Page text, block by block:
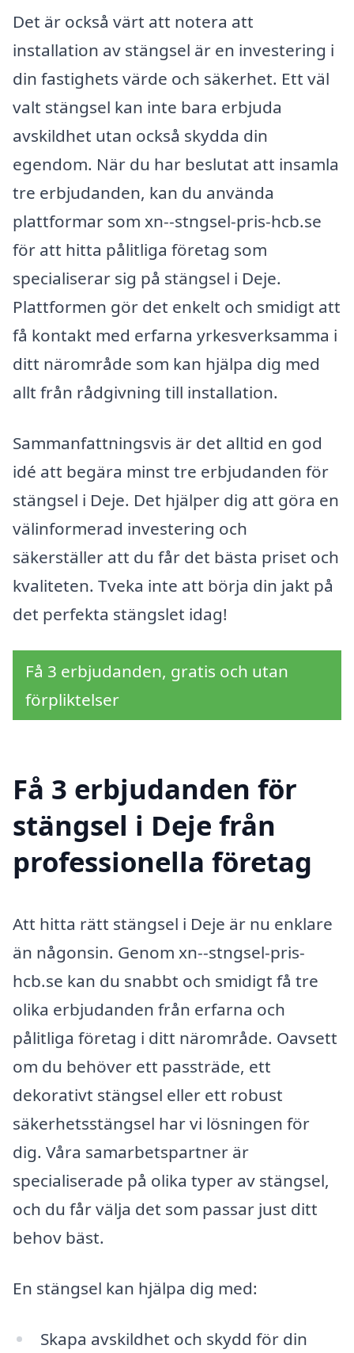
Det är också värt att notera att
installation av stängsel är en investering i
din fastighets värde och säkerhet. Ett väl
valt stängsel kan inte bara erbjuda
avskildhet utan också skydda din
egendom. När du har beslutat att insamla
tre erbjudanden, kan du använda
plattformar som xn--stngsel-pris-hcb.se
för att hitta pålitliga företag som
specialiserar sig på stängsel i Deje.
Plattformen gör det enkelt och smidigt att
få kontakt med erfarna yrkesverksamma i
ditt närområde som kan hjälpa dig med
allt från rådgivning till installation.
Sammanfattningsvis är det alltid en god
idé att begära minst tre erbjudanden för
stängsel i Deje. Det hjälper dig att göra en
välinformerad investering och
säkerställer att du får det bästa priset och
kvaliteten. Tveka inte att börja din jakt på
det perfekta stängslet idag!
Få 3 erbjudanden, gratis och utan
förpliktelser
Få 3 erbjudanden för
stängsel i Deje från
professionella företag
Att hitta rätt stängsel i Deje är nu enklare
än någonsin. Genom xn--stngsel-pris-
hcb.se kan du snabbt och smidigt få tre
olika erbjudanden från erfarna och
pålitliga företag i ditt närområde. Oavsett
om du behöver ett passträde, ett
dekorativt stängsel eller ett robust
säkerhetsstängsel har vi lösningen för
dig. Våra samarbetspartner är
specialiserade på olika typer av stängsel,
och du får välja det som passar just ditt
behov bäst.
En stängsel kan hjälpa dig med:
Skapa avskildhet och skydd för din